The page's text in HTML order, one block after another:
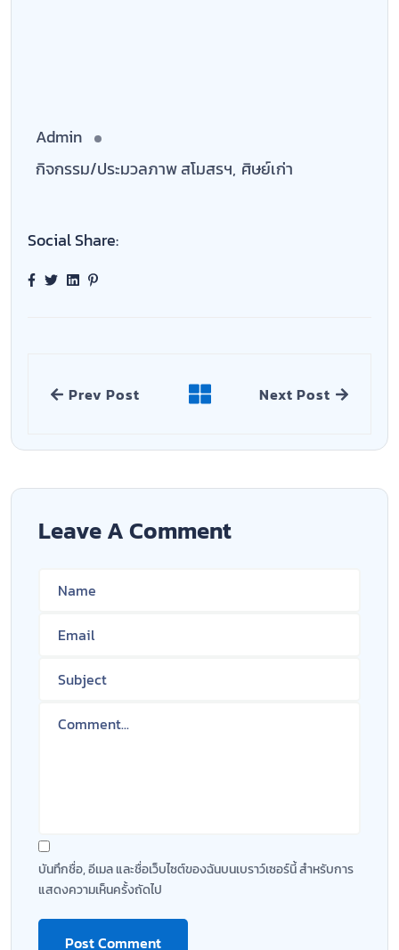
Admin
กิจกรรม/ประมวลภาพ สโมสรฯ, ศิษย์เก่า
Social Share:
Prev Post Next Post
Leave A Comment
บันทึกชื่อ, อีเมล และชื่อเว็บไซต์ของฉันบนเบราว์เซอร์นี้ สำหรับการ
แสดงความเห็นครั้งถัดไป